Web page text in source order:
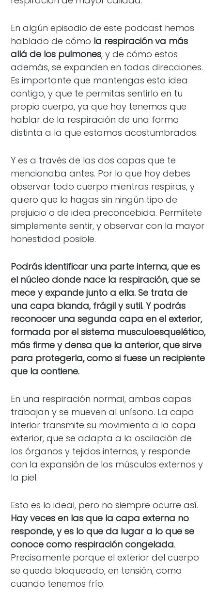
En algún episodio de este podcast hemos
hablado de cómo la respiración va más
allá de los pulmones, y de cómo estos
además, se expanden en todas direcciones.
Es importante que mantengas esta idea
contigo, y que te permitas sentirlo en tu
propio cuerpo, ya que hoy tenemos que
hablar de la respiración de una forma
distinta a la que estamos acostumbrados.
Y es a través de las dos capas que te
mencionaba antes. Por lo que hoy debes
observar todo cuerpo mientras respiras, y
quiero que lo hagas sin ningún tipo de
prejuicio o de idea preconcebida. Permítete
simplemente sentir, y observar con la mayor
honestidad posible.
Podrás identificar una parte interna, que es
el núcleo donde nace la respiración, que se
mece y expande junto a ella. Se trata de
una capa blanda, frágil y sutil. Y podrás
reconocer una segunda capa en el exterior,
formada por el sistema musculoesquelético,
más firme y densa que la anterior, que sirve
para protegerla, como si fuese un recipiente
que la contiene.
En una respiración normal, ambas capas
trabajan y se mueven al unísono. La capa
interior transmite su movimiento a la capa
exterior, que se adapta a la oscilación de
los órganos y tejidos internos, y responde
con la expansión de los músculos externos y
la piel.
Esto es lo ideal, pero no siempre ocurre así.
Hay veces en las que la capa externa no
responde, y es lo que da lugar a lo que se
conoce como respiración congelada.
Precisamente porque el exterior del cuerpo
se queda bloqueado, en tensión, como
cuando tenemos frío.